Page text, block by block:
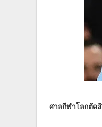
ศาลกีฬาโลกตัด